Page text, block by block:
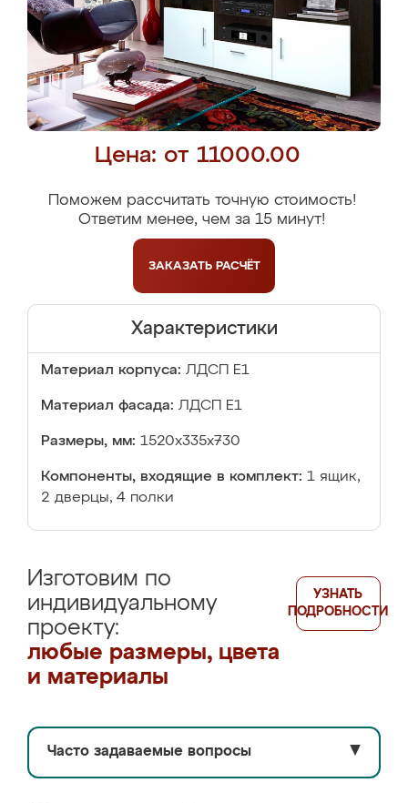
Цена: от 11000.00
Поможем рассчитать точную стоимость!
Ответим менее, чем за 15 минут!
ЗАКАЗАТЬ РАСЧЁТ
Характеристики
Материал корпуса: ЛДСП Е1
Материал фасада: ЛДСП Е1
Размеры, мм: 1520x335x730
Компоненты, входящие в комплект: 1 ящик,
2 дверцы, 4 полки
Изготовим по
индивидуальному
проекту:
любые размеры, цвета
и материалы
УЗНАТЬ
ПОДРОБНОСТИ
Часто задаваемые вопросы ▼